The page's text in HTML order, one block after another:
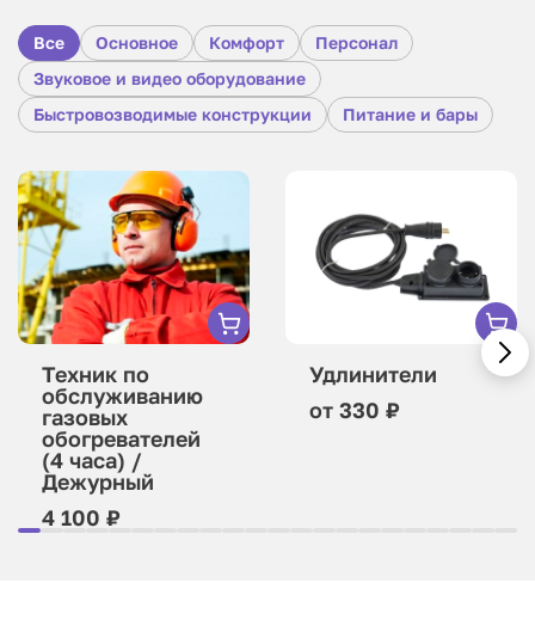
Все Основное Комфорт
Персонал
Звуковое и видео оборудование
Быстровозводимые конструкции
Питание и бары
Техник по
обслуживанию
газовых
обогревателей
(4 часа) /
Дежурный
4 100 ₽
Удлинители
от 330 ₽